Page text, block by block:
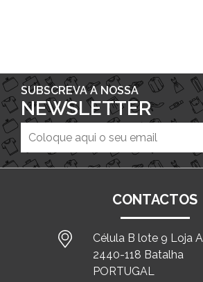
SUBSCREVA A NOSSA
NEWSLETTER
CONTACTOS
Célula B lote 9 Loja A
2440-118 Batalha
PORTUGAL